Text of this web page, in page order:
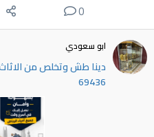
0
ابو سعودي
69436